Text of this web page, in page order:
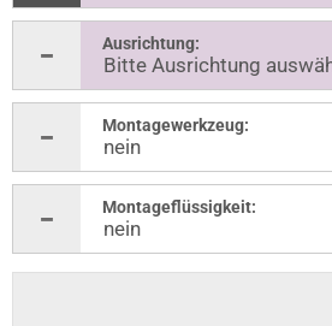
Ausrichtung:
Montagewerkzeug:
Montageflüssigkeit: